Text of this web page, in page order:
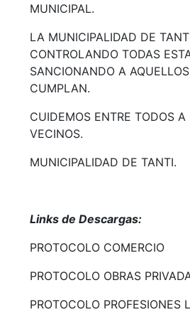
MUNICIPAL.
LA MUNICIPALIDAD DE
CONTROLANDO TODAS
SANCIONANDO A
CUMPLAN.
CUIDEMOS ENTRE TODOS A
VECINOS.
MUNICIPALIDAD DE TANTI.
Links de Descargas:
PROTOCOLO COMERCIO
PROTOCOLO OBRAS
PROTOCOLO PROFESIONES